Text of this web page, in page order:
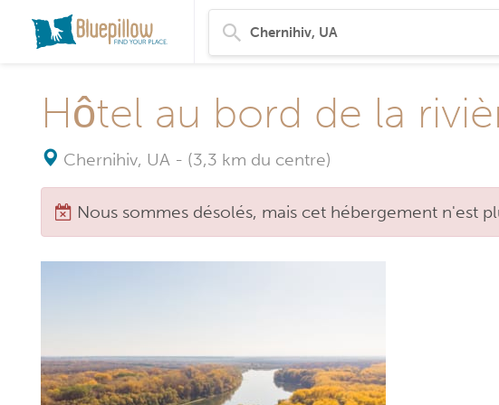
Hôtel au bord de la
Chernihiv, UA - (3,3 km du centre)
Nous sommes désolés, mais cet hébergement n'est